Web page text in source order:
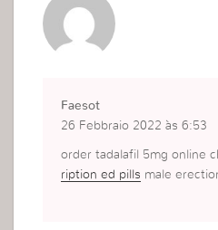
Faesot
26 Febbraio 2022 às 6:53
order tadalafil 5mg online
ription ed pills male